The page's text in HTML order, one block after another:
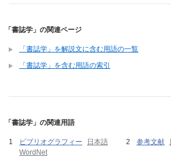
「書誌学」の関連ページ
「書誌学」を解説文に含む用語の一覧
「書誌学」を含む用語の索引
「書誌学」の関連用語
ビブリオグラフィー
日本語
WordNet
参考文献